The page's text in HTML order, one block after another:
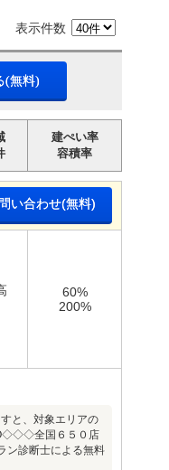
表示件数
(無料)
建ぺい率
容積率
い合わせ(無料)
60%
200%
と、対象エリアの
全国６５０店
ン診断士による無料